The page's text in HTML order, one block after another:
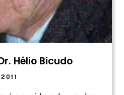
Hélio Bicudo